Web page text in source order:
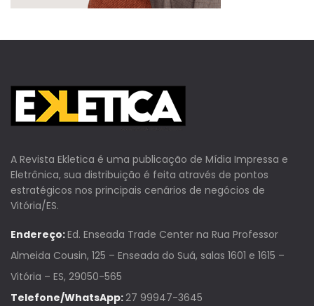
A Revista Ekletica é uma publicação de Mídia Impressa e
Eletrônica, sua distribuição é feita através de pontos
estratégicos nos principais cenários de negócios de
Vitória/ES.
Endereço:Ed. Enseada Trade Center na Rua Professor
Almeida Cousin, 125 – Enseada do Suá, salas 1601 e 1615 –
Vitória – ES, 29050-565
Telefone/WhatsApp:27 99947-3645